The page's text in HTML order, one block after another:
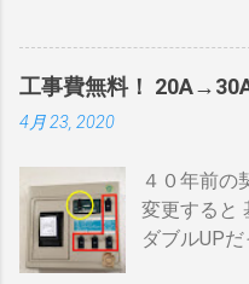
煎は無理
ムの順で熱
間がかか
煎りあが
火傷や洋服
重ドラムで
し難く冷め
利用する
「 BDR 」
それぞれ
るとアンテ
落ち、増幅
アンテナ端
工事費無料！
4月 23, 2020
４０年前
変更すると
ダブルUP